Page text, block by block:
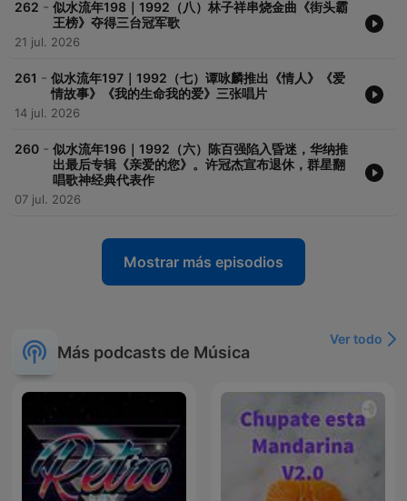
262 - 似水流年198｜1992（八）林子祥串烧金曲《街头霸
王榜》夺得三台冠军歌
21 jul. 2026
261 - 似水流年197｜1992（七）谭咏麟推出《情人》《爱
情故事》《我的生命我的爱》三张唱片
14 jul. 2026
260 - 似水流年196｜1992（六）陈百强陷入昏迷，华纳推
出最后专辑《亲爱的您》。许冠杰宣布退休，群星翻
唱歌神经典代表作
07 jul. 2026
Mostrar más episodios
Más podcasts de Música
Ver todo